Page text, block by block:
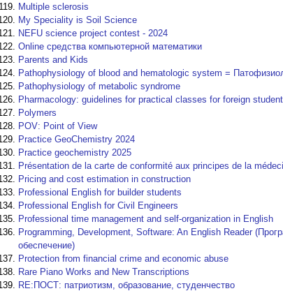
Multiple sclerosis
My Speciality is Soil Science
NEFU science project contest - 2024
Online средства компьютерной математики
Parents and Kids
Pathophysiology of blood and hematologic system =
Pathophysiology of metabolic syndrome
Pharmacology: guidelines for practical classes for foreign
Polymers
POV: Point of View
Practice GeoChemistry 2024
Practice geochemistry 2025
Présentation de la carte de conformité aux principes de la
Pricing and cost estimation in construction
Professional English for builder students
Professional English for Civil Engineers
Professional time management and self-organization in English
Programming, Development, Software: An English Reader
обеспечение)
Protection from financial crime and economic abuse
Rare Piano Works and New Transcriptions
RE:ПОСТ: патриотизм, образование, студенчество